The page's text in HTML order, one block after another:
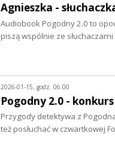
Agnieszka -
Audiobook Pogodny 2.0 to
piszą wspólnie ze
2026-01-15, godz. 06:00
Pogodny 2.0 -
Przygody detektywa z
też posłuchać w czwartkowej